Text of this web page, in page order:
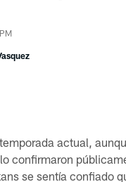
actual,
confirmaron
se sentía confiado